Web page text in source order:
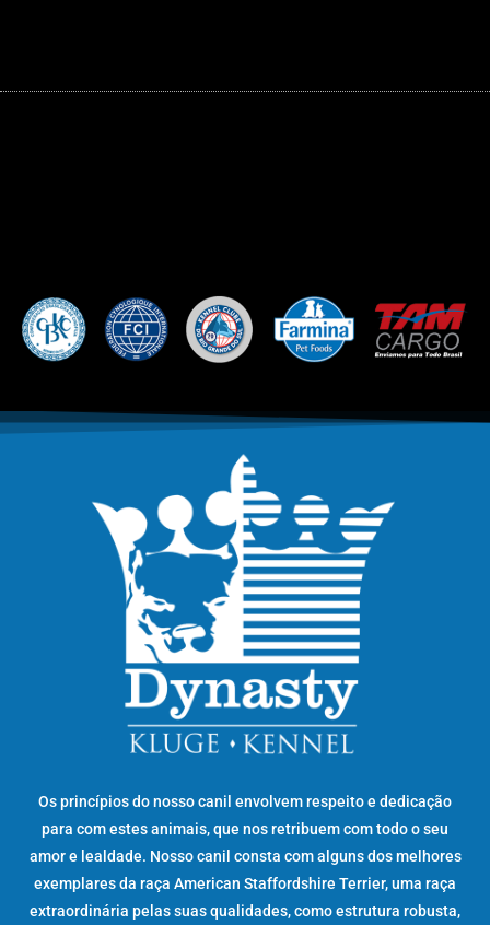
Os princípios do nosso canil envolvem respeito e dedicação
para com estes animais, que nos retribuem com todo o seu
amor e lealdade. Nosso canil consta com alguns dos melhores
exemplares da raça American Staffordshire Terrier, uma raça
extraordinária pelas suas qualidades, como estrutura robusta,